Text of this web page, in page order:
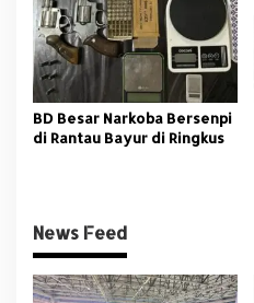
BD Besar Narkoba Bersenpi
di Rantau Bayur di Ringkus
News Feed